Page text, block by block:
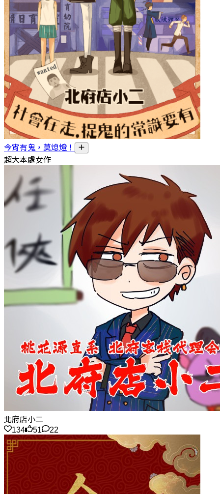
今宵有鬼，莫熄燈！
超大本處女作
北府店小二
134
51 22